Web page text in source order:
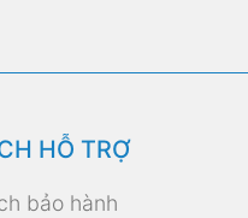
HỖ TRỢ
bảo hành